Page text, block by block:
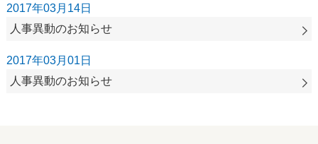
2017年03月14日
人事異動のお知らせ
2017年03月01日
人事異動のお知らせ